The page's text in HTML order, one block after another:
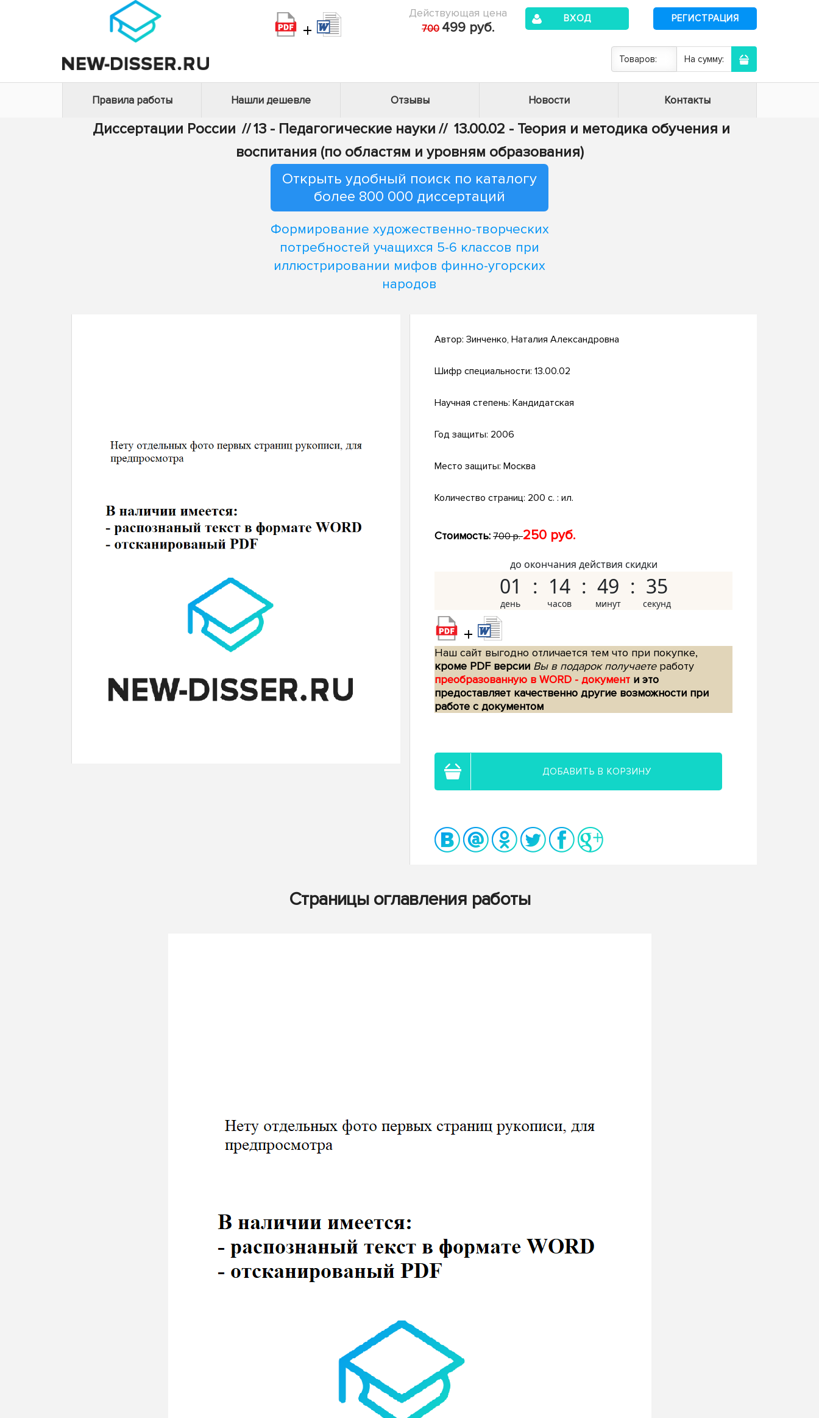
+
Действующая цена
700 499 руб.
ВХОД РЕГИСТРАЦИЯ
Товаров: На сумму:
Правила работы Нашли дешевле Отзывы Новости Контакты
Диссертации России //13 - Педагогические науки // 13.00.02 - Теория и методика обучения и
воспитания (по областям и уровням образования)
Открыть удобный поиск по каталогу
более 800 000 диссертаций
Формирование художественно-творческих
потребностей учащихся 5-6 классов при
иллюстрировании мифов финно-угорских
народов
Автор: Зинченко, Наталия Александровна
Шифр специальности: 13.00.02
Научная степень: Кандидатская
Год защиты: 2006
Место защиты: Москва
Количество страниц: 200 с. : ил.
Стоимость: 700 р.250 руб.
до окончания действия скидки
01 14 49 34
+
Наш сайт выгодно отличается тем что при покупке,
кроме PDF версии Вы в подарок получаетеработу
преобразованную в WORD - документ и это
предоставляет качественно другие возможности при
работе с документом
ДОБАВИТЬ В КОРЗИНУ
Страницы оглавления работы